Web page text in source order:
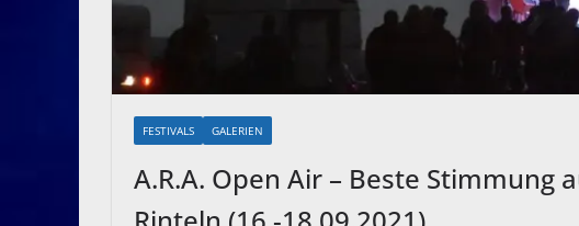
FESTIVALS GALERIEN
A.R.A. Open Air – Beste Stimmung